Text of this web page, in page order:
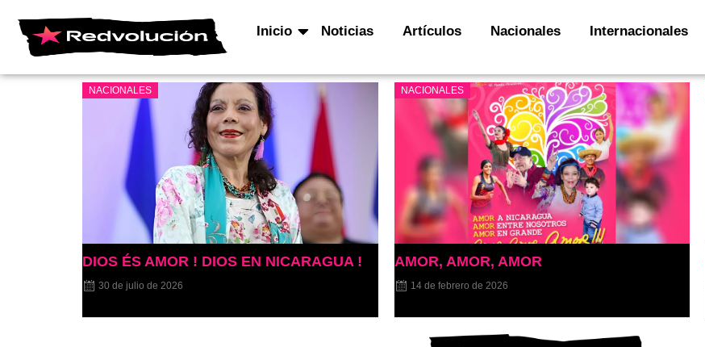
Inicio Noticias Artículos Nacionales Internacionales
NACIONALES
DIOS ÉS AMOR ! DIOS EN NICARAGUA !
30 de julio de 2026
NACIONALES
AMOR, AMOR, AMOR
14 de febrero de 2026